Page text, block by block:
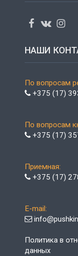
НАШИ
По вопросам
+375 (17)
По вопросам
+375 (17)
Приемная:
+375 (17)
E-mail:
Политика в
данных